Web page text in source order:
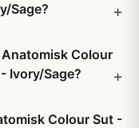
Sage?
Colour
Ivory/Sage?
Colour Sut -